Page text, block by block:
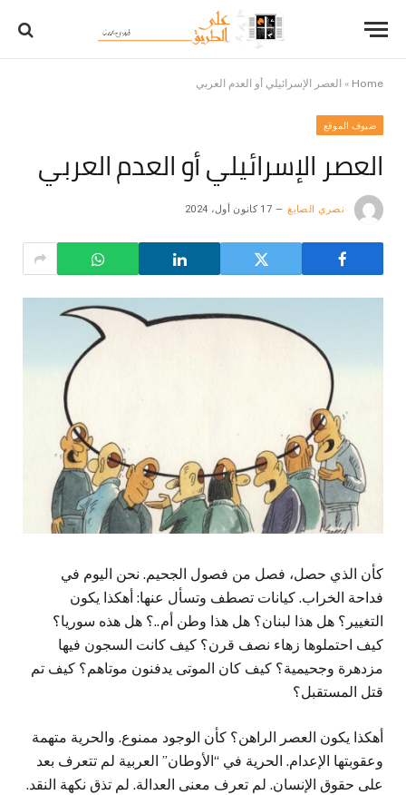
Home
» العصر الإسرائيلي أو العدم العربي
ضيوف الموقع
العصر الإسرائيلي أو العدم العربي
نصري الصايغ 17 كانون أول، 2024
كأن الذي حصل، فصل من فصول الجحيم. نحن اليوم في
فداحة الخراب. كيانات تصطف وتسأل عنها: أهكذا يكون
التغيير؟ هل هذا لبنان؟ هل هذا وطن أم..؟ هل هذه سوريا؟
كيف احتملوها زهاء نصف قرن؟ كيف كانت السجون فيها
مزدهرة وجحيمية؟ كيف كان الموتى يدفنون موتاهم؟ كيف تم
قتل المستقبل؟
أهكذا يكون العصر الراهن؟ كأن الوجود ممنوع. والحرية متهمة
وعقوبتها الإعدام. الحرية في “الأوطان” العربية لم تتعرف بعد
على حقوق الإنسان. لم تعرف معنى العدالة. لم تذق نكهة النقد.